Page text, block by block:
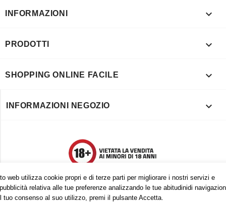
web utilizza cookie propri e di terze parti per migliorare i nostri servizi e
relativa alle tue preferenze analizzando le tue abitudinidi
tuo consenso al suo utilizzo, premi il pulsante Accetta.
INFORMAZIONI 
PRODOTTI 
SHOPPING ONLINE FACILE 
INFORMAZIONI NEGOZIO 